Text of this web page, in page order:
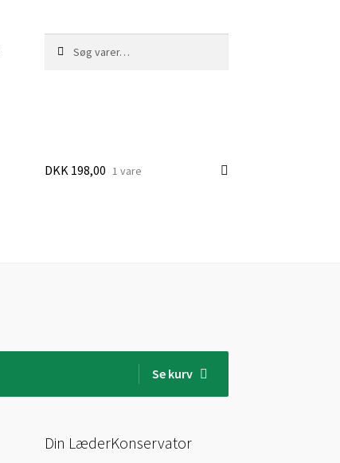
efter:
DKK198,00 1 vare
Se kurv
Din LæderKonservator